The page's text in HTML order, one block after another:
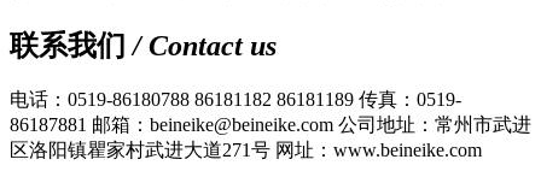
联系我们 / Contact us
电话：0519-86180788 86181182 86181189 传真：0519-
86187881 邮箱：beineike@beineike.com 公司地址：常州市武进
区洛阳镇瞿家村武进大道271号 网址：www.beineike.com